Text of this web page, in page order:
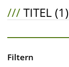
///TITEL (1)
Filtern